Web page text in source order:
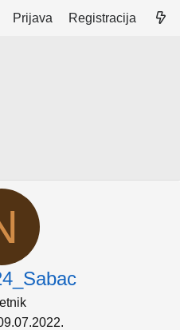
Prijava Registracija